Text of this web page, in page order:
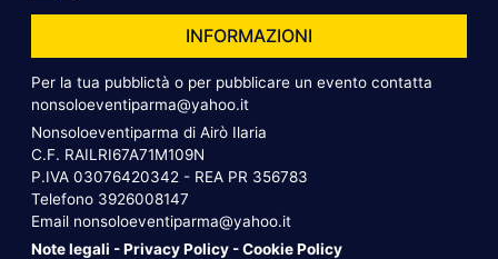
INFORMAZIONI
Per la tua pubblictà o per pubblicare un evento contatta
nonsoloeventiparma@yahoo.it
Nonsoloeventiparma di Airò Ilaria
C.F. RAILRI67A71M109N
P.IVA 03076420342 - REA PR 356783
Telefono 3926008147
Email nonsoloeventiparma@yahoo.it
Note legali -Privacy Policy -Cookie Policy